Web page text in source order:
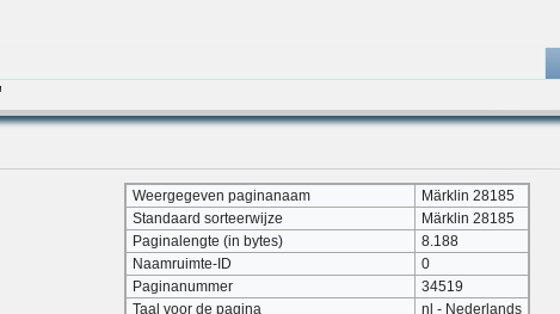
Weergegeven paginanaam
Märklin 28185
Standaard sorteerwijze
Märklin 28185
Paginalengte (in bytes)
8.188
Naamruimte-ID
0
Paginanummer
34519
Taal voor de pagina
nl - Nederlands